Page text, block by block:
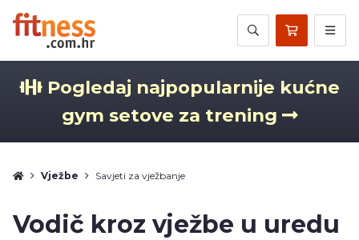
Pogledaj najpopularnije kućne
gym setove za trening
Vježbe Savjeti za vježbanje
Vodič kroz vježbe u uredu